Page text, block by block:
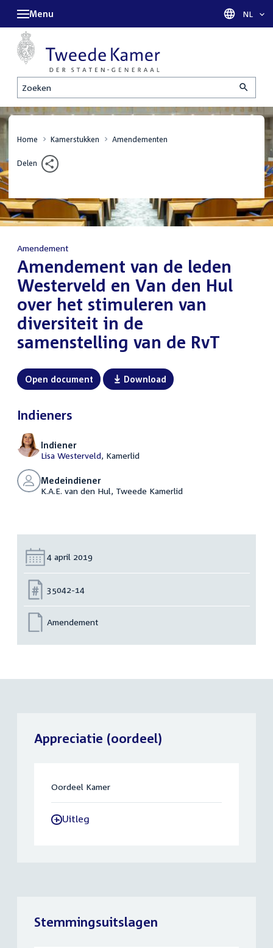
Zoeken
Menu Taal
NL
Home Kamerstukken Amendementen
Delen
Amendement
Amendement van de leden
Westerveld en Van den Hul
over het stimuleren van
diversiteit in de
samenstelling van de RvT
Open document Download
Indieners
Indiener
Lisa Westerveld, Kamerlid
Medeindiener
K.A.E. van den Hul, Tweede Kamerlid
Datum:
4 april 2019
Nummer:
35042-14
Amendement
Appreciatie (oordeel)
Oordeel Kamer
-Uitleg
Stemmingsuitslagen